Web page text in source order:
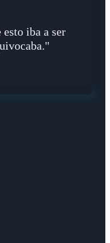
esto iba a ser